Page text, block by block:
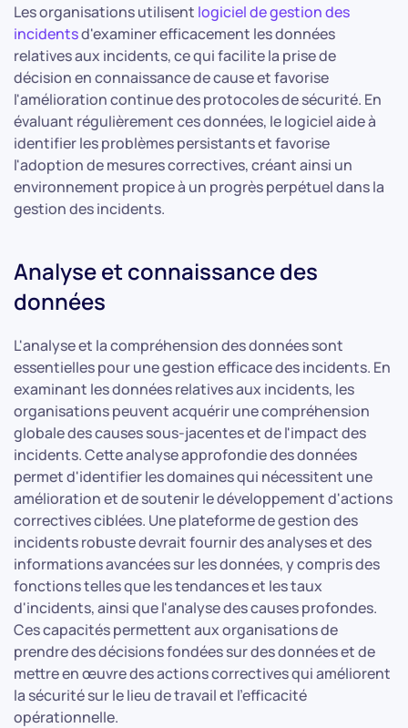
Les organisations utilisent logiciel de gestion des
incidentsd'examiner efficacement les données
relatives aux incidents, ce qui facilite la prise de
décision en connaissance de cause et favorise
l'amélioration continue des protocoles de sécurité. En
évaluant régulièrement ces données, le logiciel aide à
identifier les problèmes persistants et favorise
l'adoption de mesures correctives, créant ainsi un
environnement propice à un progrès perpétuel dans la
gestion des incidents.
Analyse et connaissance des
données
L'analyse et la compréhension des données sont
essentielles pour une gestion efficace des incidents. En
examinant les données relatives aux incidents, les
organisations peuvent acquérir une compréhension
globale des causes sous-jacentes et de l'impact des
incidents. Cette analyse approfondie des données
permet d'identifier les domaines qui nécessitent une
amélioration et de soutenir le développement d'actions
correctives ciblées. Une plateforme de gestion des
incidents robuste devrait fournir des analyses et des
informations avancées sur les données, y compris des
fonctions telles que les tendances et les taux
d'incidents, ainsi que l'analyse des causes profondes.
Ces capacités permettent aux organisations de
prendre des décisions fondées sur des données et de
mettre en œuvre des actions correctives qui améliorent
la sécurité sur le lieu de travail et l'efficacité
opérationnelle.